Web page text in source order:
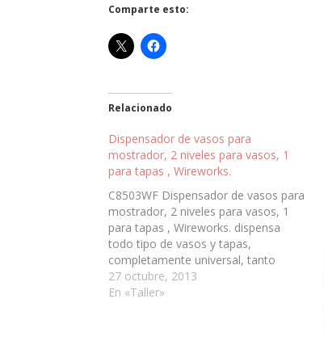
Comparte esto:
Relacionado
Dispensador de vasos para
mostrador, 2 niveles para vasos, 1
para tapas , Wireworks.
C8503WF Dispensador de vasos para
mostrador, 2 niveles para vasos, 1
para tapas , Wireworks. dispensa
todo tipo de vasos y tapas,
completamente universal, tanto
papel, plástico, corcho blanco, etc...
Funciona a través de un sencillo
27 octubre, 2013
En «Taller»